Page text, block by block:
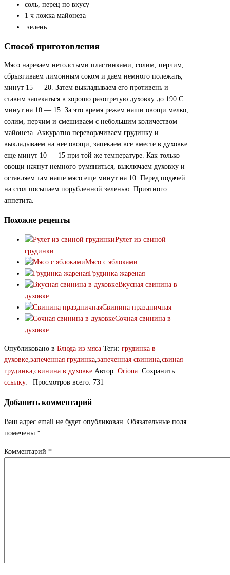
соль, перец по вкусу
1 ч ложка майонеза
зелень
Способ приготовления
Мясо нарезаем нетолстыми пластинками, солим, перчим,
сбрызгиваем лимонным соком и даем немного полежать,
минут 15 — 20. Затем выкладываем его противень и
ставим запекаться в хорошо разогретую духовку до 190 С
минут на 10 — 15. За это время режем наши овощи мелко,
солим, перчим и смешиваем с небольшим количеством
майонеза. Аккуратно переворачиваем грудинку и
выкладываем на нее овощи, запекаем все вместе в духовке
еще минут 10 — 15 при той же температуре. Как только
овощи начнут немного румяниться, выключаем духовку и
оставляем там наше мясо еще минут на 10. Перед подачей
на стол посыпаем порубленной зеленью. Приятного
аппетита.
Похожие рецепты
Рулет из свиной
грудинки
Мясо с яблоками
Грудинка жареная
Вкусная свинина в
духовке
Свинина праздничная
Сочная свинина в
духовке
Опубликовано в Блюда из мяса Теги: грудинка в
духовке,запеченная грудинка,запеченная свинина,свиная
грудинка,свинина в духовке Автор: Oriona. Сохранить
ссылку. | Просмотров всего: 731
Добавить комментарий
Ваш адрес email не будет опубликован. Обязательные поля
помечены *
Комментарий *